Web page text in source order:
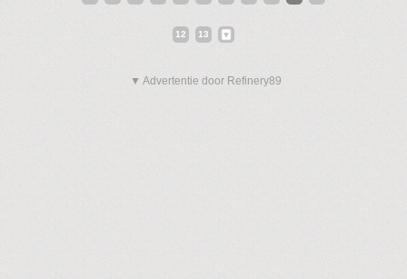
12 13
▼ Advertentie door Refinery89